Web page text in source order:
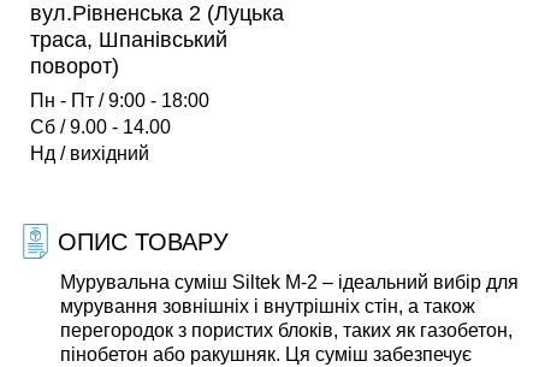
вул.Рівненська 2 (Луцька
траса, Шпанівський
поворот)
Пн - Пт / 9:00 - 18:00
Сб / 9.00 - 14.00
Нд / вихідний
ОПИС ТОВАРУ
Мурувальна суміш Siltek M-2 – ідеальний вибір для
мурування зовнішніх і внутрішніх стін, а також
перегородок з пористих блоків, таких як газобетон,
пінобетон або ракушняк. Ця суміш забезпечує